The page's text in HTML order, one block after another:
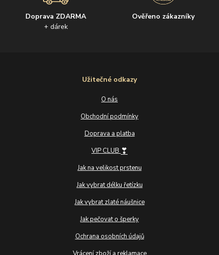
Doprava ZDARMA
+ dárek
Ověřeno zákazníky
Užitečné odkazy
O nás
Obchodní podmínky
Doprava a platba
VIP CLUB ❣
Jak na velikost prstenu
Jak vybrat délku řetízku
Jak vybrat zlaté náušnice
Jak pečovat o šperky
Ochrana osobních údajů